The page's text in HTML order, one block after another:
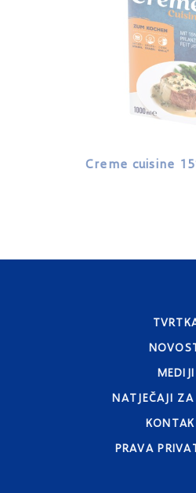
Creme cuisine
MEDIJI
NATJEČAJI
PRAVA